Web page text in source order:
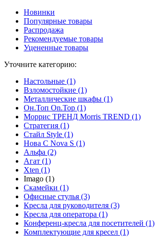
Новинки
Популярные товары
Распродажа
Рекомендуемые товары
Уцененные товары
Уточните категорию:
Настольные (1)
Взломостойкие (1)
Металлические шкафы (1)
Он.Топ On.Top (1)
Моррис ТРЕНД Morris TREND (1)
Стратегия (1)
Стайл Style (1)
Нова С Nova S (1)
Альфа (2)
Агат (1)
Xten (1)
Imago (1)
Скамейки (1)
Офисные стулья (3)
Кресла для руководителя (3)
Кресла для оператора (1)
Конференц-кресла для посетителей (1)
Комплектующие для кресел (1)